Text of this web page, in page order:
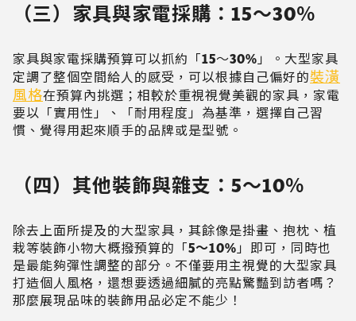
（三）家具與家電採購：15～30％
家具與家電採購預算可以抓約「15～30%」。大型家具
定調了整個空間給人的感受，可以根據自己偏好的裝潢
風格在預算內挑選；相較於重視視覺美觀的家具，家電
要以「實用性」、「耐用程度」為基準，選擇自己習
慣、覺得用起來順手的品牌或是型號。
（四）其他裝飾與雜支：5～10％
除去上面所提及的大型家具，其餘像是掛畫、抱枕、植
栽等裝飾小物大概撥預算的「5～10%」即可，同時也
是最能夠彈性調整的部分。不僅要用主視覺的大型家具
打造個人風格，還想要透過細膩的亮點驚豔到訪者嗎？
那麼展現品味的裝飾用品必定不能少！